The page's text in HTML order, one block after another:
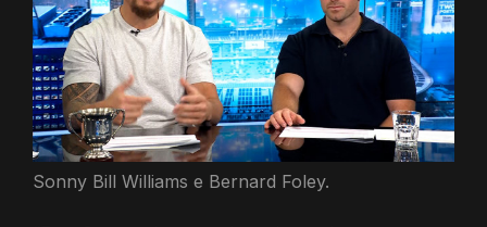
Sonny Bill Williams e Bernard Foley.